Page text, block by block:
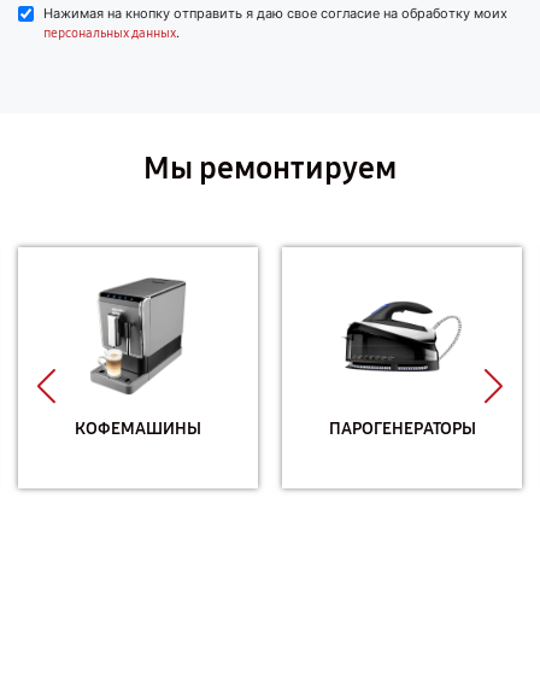
Нажимая на кнопку отправить я даю свое согласие на обработку моих
персональных данных.
Мы ремонтируем
КОФЕМАШИНЫ ПАРОГЕНЕРАТОРЫ